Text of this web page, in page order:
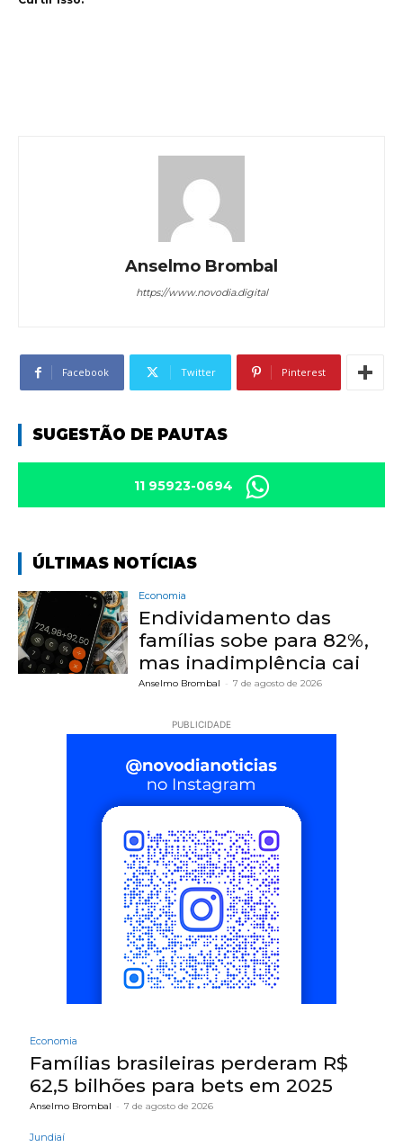
Anselmo Brombal
https://www.novodia.digital
Facebook Twitter Pinterest
SUGESTÃO DE PAUTAS
11 95923-0694
ÚLTIMAS NOTÍCIAS
Economia
Endividamento das
famílias sobe para 82%,
mas inadimplência cai
Anselmo Brombal - 7 de agosto de 2026
PUBLICIDADE
Economia
Famílias brasileiras perderam R$
62,5 bilhões para bets em 2025
Anselmo Brombal - 7 de agosto de 2026
Jundiaí